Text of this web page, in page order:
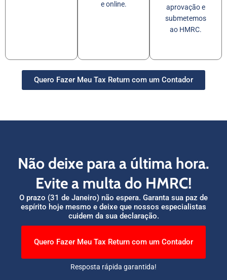
e online.
aprovação e
submetemos
ao HMRC.
Quero Fazer Meu Tax Return com um Contador
Não deixe para a última hora.
Evite a multa do HMRC!
O prazo (31 de Janeiro) não espera. Garanta sua paz de
espírito hoje mesmo e deixe que nossos especialistas
cuidem da sua declaração.
Quero Fazer Meu Tax Return com um Contador
Resposta rápida garantida!